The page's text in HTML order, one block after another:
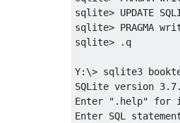
sqlite> UPDATE
sqlite> PRAGMA
sqlite> . q
Y:\> sqlite3
SQLite version
Enter
".help" for
Enter SQL